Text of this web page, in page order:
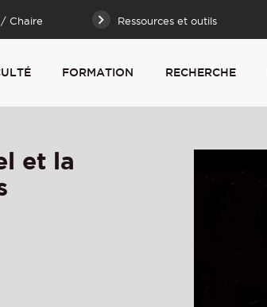
Chaire Ressources et outils
FORMATION RECHERCHE
et la